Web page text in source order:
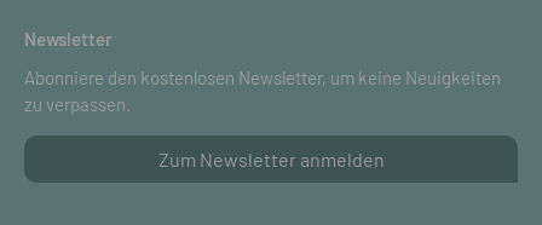
Newsletter
Abonniere den kostenlosen Newsletter, um keine Neuigkeiten
zu verpassen.
Zum Newsletter anmelden